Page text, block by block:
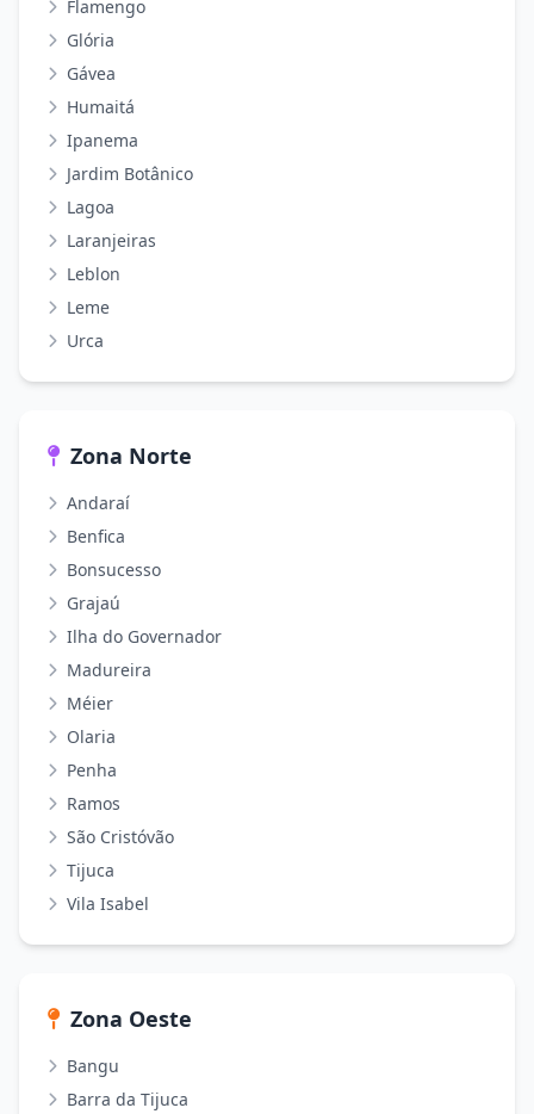
Flamengo
Glória
Gávea
Humaitá
Ipanema
Jardim Botânico
Lagoa
Laranjeiras
Leblon
Leme
Urca
Zona Norte
Andaraí
Benfica
Bonsucesso
Grajaú
Ilha do Governador
Madureira
Méier
Olaria
Penha
Ramos
São Cristóvão
Tijuca
Vila Isabel
Zona Oeste
Bangu
Barra da Tijuca